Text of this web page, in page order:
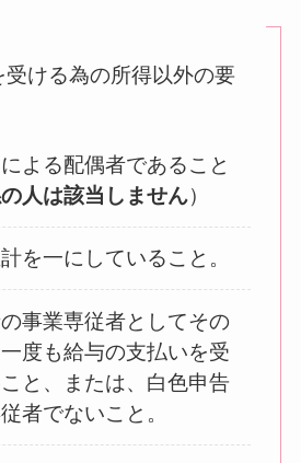
受ける為の所得以外の要
よる配偶者であること
人は該当しません）
を一にしていること。
事業専従者としてその
度も給与の支払いを受
と、または、白色申告
者でないこと。